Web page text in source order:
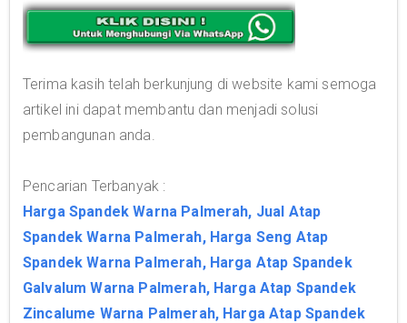
Terima kasih telah berkunjung di website kami semoga
artikel ini dapat membantu dan menjadi solusi
pembangunan anda.
Pencarian Terbanyak :
Harga Spandek Warna Palmerah, Jual Atap
Spandek Warna Palmerah, Harga Seng Atap
Spandek Warna Palmerah, Harga Atap Spandek
Galvalum Warna Palmerah, Harga Atap Spandek
Zincalume Warna Palmerah, Harga Atap Spandek